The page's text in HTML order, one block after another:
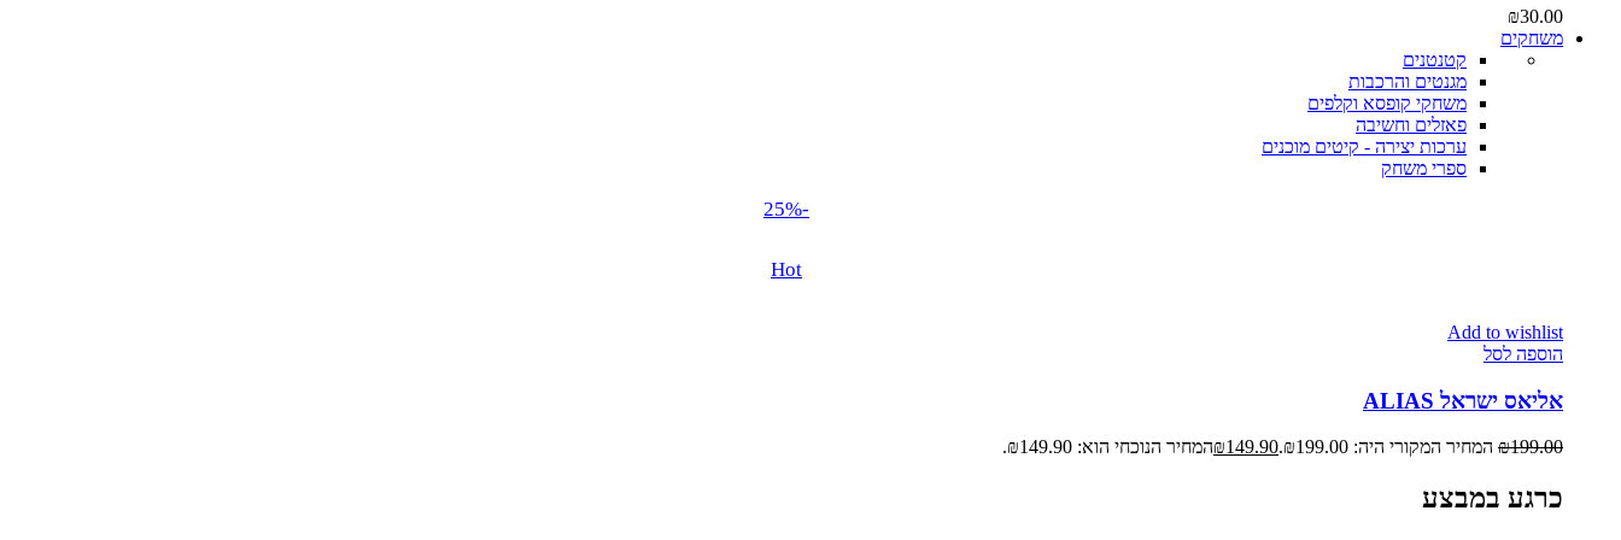
₪30.00
משחקים
קטנטנים
מגנטים והרכבות
משחקי קופסא וקלפים
פאזלים וחשיבה
ערכות יצירה - קיטים מוכנים
ספרי משחק
-25%
Hot
Add to wishlist
הוספה לסל
אליאס ישראל ALIAS
₪199.00 המחיר המקורי היה: ₪199.00. ₪149.90 המחיר הנוכחי הוא: ₪149.90.
כרגע במבצע